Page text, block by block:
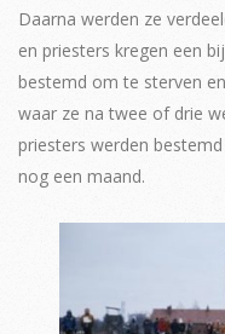
Daarna werden ze
en priesters kregen een
bestemd om te sterven
waar ze na twee of drie
priesters werden
nog een maand.